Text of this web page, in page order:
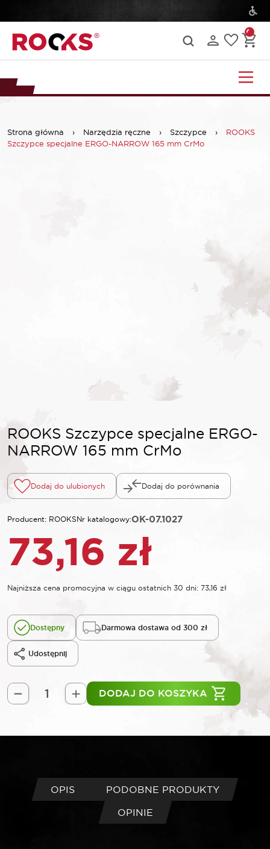
Strona główna › Narzędzia ręczne › Szczypce ›
ROOKS
Szczypce specjalne ERGO-NARROW 165 mm CrMo
ROOKS Szczypce specjalne ERGO-
NARROW 165 mm CrMo
Dodaj do ulubionych Dodaj do porównania
Producent: ROOKSNr katalogowy:OK-07.1027
73,16 zł
Najniższa cena promocyjna w ciągu ostatnich 30 dni: 73,16 zł
Dostępny Darmowa dostawa od 300 zł
Udostępnij
ilość
165
mm
DODAJ DO KOSZYKA
OPIS
PODOBNE PRODUKTY
OPINIE